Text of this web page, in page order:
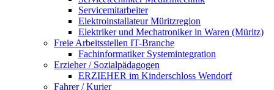
Servicemitarbeiter
Elektroinstallateur Müritzregion
Elektriker und Mechatroniker in Waren (Müritz)
Freie Arbeitsstellen IT-Branche
Fachinformatiker Systemintegration
Erzieher / Sozialpädagogen
ERZIEHER im Kinderschloss Wendorf
Fahrer / Kurier